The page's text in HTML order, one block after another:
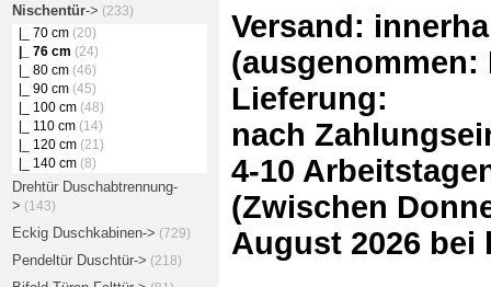
Nischentür-> (233)
|_ 70 cm(20)
|_ 76 cm (24)
|_ 80 cm(46)
|_ 90 cm(45)
|_ 100 cm(48)
|_ 110 cm(14)
|_ 120 cm(21)
|_ 140 cm(8)
Drehtür Duschabtrennung-
> (143)
Eckig Duschkabinen-> (729)
Pendeltür Duschtür-> (218)
Versand:
Lieferung:
nach
4-10
(Zwischen
August 2026